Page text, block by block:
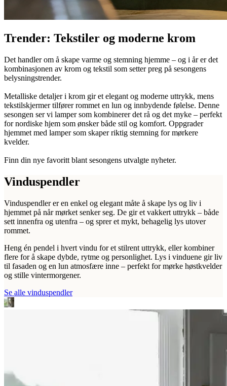
Trender: Tekstiler og moderne krom
Det handler om å skape varme og stemning hjemme – og i år er det
kombinasjonen av krom og tekstil som setter preg på sesongens
belysningstrender.
Metalliske detaljer i krom gir et elegant og moderne uttrykk, mens
tekstilskjermer tilfører rommet en lun og innbydende følelse. Denne
sesongen ser vi lamper som kombinerer det rå og det myke – perfekt
for nordiske hjem som ønsker både stil og komfort. Oppgrader
hjemmet med lamper som skaper riktig stemning for mørkere
kvelder.
Finn din nye favoritt blant sesongens utvalgte nyheter.
Vinduspendler
Vinduspendler er en enkel og elegant måte å skape lys og liv i
hjemmet på når mørket senker seg. De gir et vakkert uttrykk – både
sett innenfra og utenfra – og sprer et mykt, behagelig lys utover
rommet.
Heng én pendel i hvert vindu for et stilrent uttrykk, eller kombiner
flere for å skape dybde, rytme og personlighet. Lys i vinduene gir liv
til fasaden og en lun atmosfære inne – perfekt for mørke høstkvelder
og stille vintermorgener.
Se alle vinduspendler